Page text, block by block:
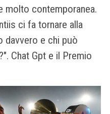
molto contemporanea.
ci fa tornare alla
davvero e chi può
Chat Gpt e il Premio